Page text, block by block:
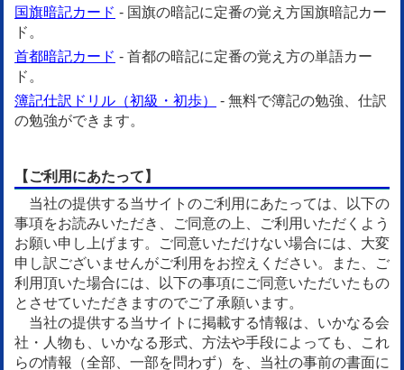
国旗暗記カード - 国旗の暗記に定番の覚え方国旗暗記カー
ド。
首都暗記カード - 首都の暗記に定番の覚え方の単語カー
ド。
簿記仕訳ドリル（初級・初歩）
- 無料で簿記の勉強、仕訳
の勉強ができます。
【ご利用にあたって】
当社の提供する当サイトのご利用にあたっては、以下の
事項をお読みいただき、ご同意の上、ご利用いただくよう
お願い申し上げます。ご同意いただけない場合には、大変
申し訳ございませんがご利用をお控えください。また、ご
利用頂いた場合には、以下の事項にご同意いただいたもの
とさせていただきますのでご了承願います。
当社の提供する当サイトに掲載する情報は、いかなる会
社・人物も、いかなる形式、方法や手段によっても、これ
らの情報（全部、一部を問わず）を、当社の事前の書面に